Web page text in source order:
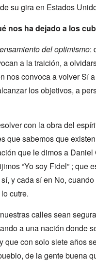
su gira en Estados
nos ha dejado a los
del optimismo:
a la traición, a
nos convoca a volver Sí
los objetivos, a
con la obra del
que sabemos que
que le dimos a Daniel
“Yo soy Fidel” ; que
y cada sí en No,
cutre.
calles sean
a una nación donde
que con solo siete años
de la gente buena